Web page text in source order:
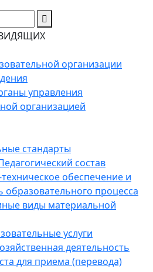
организации
управления
организацией
стандарты
состав
обеспечение и
процесса
виды материальной
услуги
деятельность
для приема (перевода)